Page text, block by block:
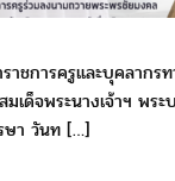
าชการครูและบุคลากร
เด็จพระนางเจ้าฯ พระ
ษา วันท […]